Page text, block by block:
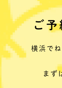
ご予
横浜で
まず